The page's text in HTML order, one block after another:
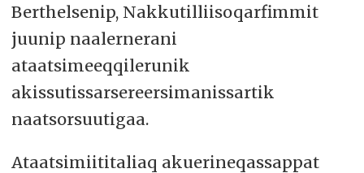
Berthelsenip, Nakkutilliisoqarfimmit
juunip naalernerani
ataatsimeeqqilerunik
akissutissarsereersimanissartik
naatsorsuutigaa.
Ataatsimiititaliaq akuerineqassappat